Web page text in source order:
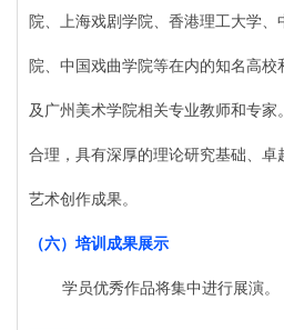
院、上海戏剧学院、香港理工大学
院、中国戏曲学院等在内的知名高
及广州美术学院相关专业教师和专
合理，具有深厚的理论研究基础、卓
艺术创作成果。
（六）培训成果展示
学员优秀作品将集中进行展演。